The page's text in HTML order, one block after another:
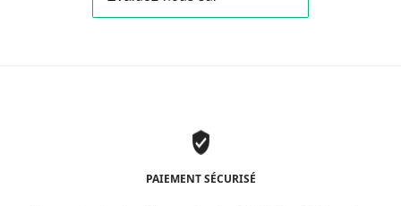
PAIEMENT SÉCURISÉ